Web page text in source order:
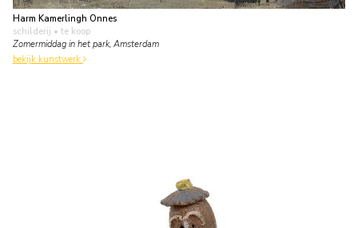
Harm Kamerlingh Onnes
schilderij • te koop
Zomermiddag in het park, Amsterdam
bekijk kunstwerk